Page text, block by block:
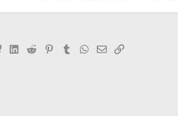
BlueskyLinkedIn
Reddit PinterestTumblrWhatsAppЭлектронная почта
Ссылка